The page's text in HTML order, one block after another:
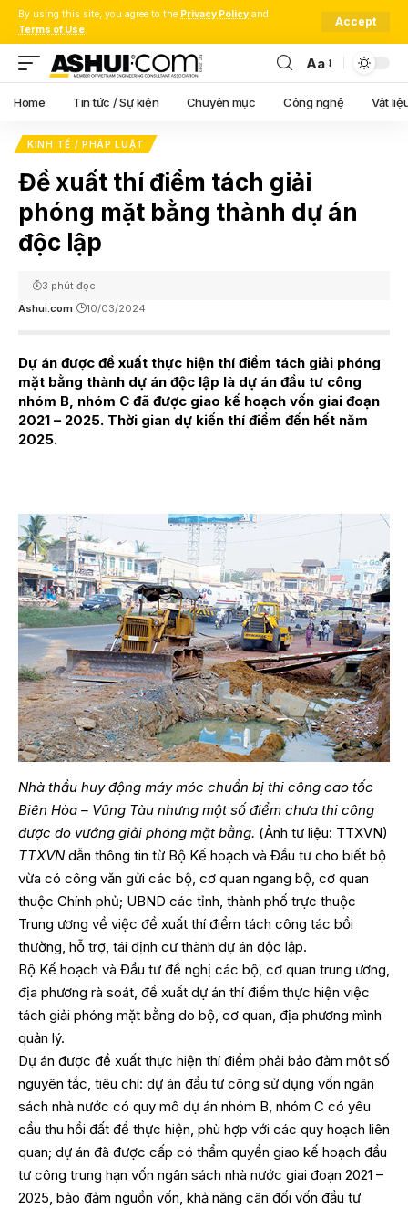
By using this site, you agree to the Privacy Policy and
Terms of Use.
Accept
Font
Resizer
Aa
Home Tin tức / Sự kiện Chuyên mục Công nghệ Vật
KINH TẾ / PHÁP LUẬT
Đề xuất thí điểm tách giải
phóng mặt bằng thành dự án
độc lập
Ashui.com 10/03/2024
3 phút đọc
Dự án được đề xuất thực hiện thí điểm tách giải phóng
mặt bằng thành dự án độc lập là dự án đầu tư công
nhóm B, nhóm C đã được giao kế hoạch vốn giai đoạn
2021 – 2025. Thời gian dự kiến thí điểm đến hết năm
2025.
Nhà thầu huy động máy móc chuẩn bị thi công cao tốc
Biên Hòa – Vũng Tàu nhưng một số điểm chưa thi công
được do vướng giải phóng mặt bằng. (Ảnh tư liệu: TTXVN)
TTXVN dẫn thông tin từ Bộ Kế hoạch và Đầu tư cho biết bộ
vừa có công văn gửi các bộ, cơ quan ngang bộ, cơ quan
thuộc Chính phủ; UBND các tỉnh, thành phố trực thuộc
Trung ương về việc đề xuất thí điểm tách công tác bồi
thường, hỗ trợ, tái định cư thành dự án độc lập.
Bộ Kế hoạch và Đầu tư đề nghị các bộ, cơ quan trung ương,
địa phương rà soát, đề xuất dự án thí điểm thực hiện việc
tách giải phóng mặt bằng do bộ, cơ quan, địa phương mình
quản lý.
Dự án được đề xuất thực hiện thí điểm phải bảo đảm một số
nguyên tắc, tiêu chí: dự án đầu tư công sử dụng vốn ngân
sách nhà nước có quy mô dự án nhóm B, nhóm C có yêu
cầu thu hồi đất để thực hiện, phù hợp với các quy hoạch liên
quan; dự án đã được cấp có thẩm quyền giao kế hoạch đầu
tư công trung hạn vốn ngân sách nhà nước giai đoạn 2021 –
2025, bảo đảm nguồn vốn, khả năng cân đối vốn đầu tư